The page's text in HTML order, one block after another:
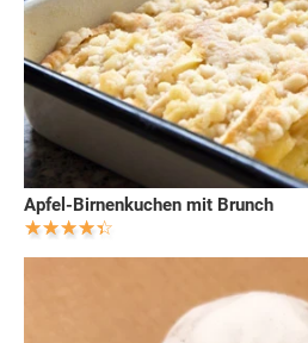
Apfel-Birnenkuchen mit Brunch